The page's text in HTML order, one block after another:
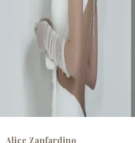
Alice Zanfardino